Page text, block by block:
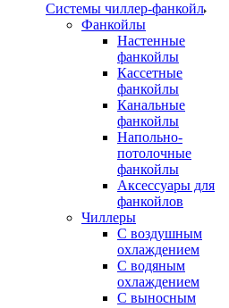
Системы чиллер-фанкойл
Фанкойлы
Настенные
фанкойлы
Кассетные
фанкойлы
Канальные
фанкойлы
Напольно-
потолочные
фанкойлы
Аксессуары для
фанкойлов
Чиллеры
С воздушным
охлаждением
С водяным
охлаждением
С выносным